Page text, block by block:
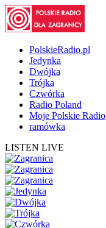
PolskieRadio.pl
Jedynka
Dwójka
Trójka
Czwórka
Radio Poland
Moje Polskie Radio
ramówka
LISTEN LIVE